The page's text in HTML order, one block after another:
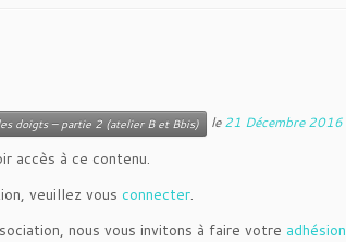
doigts – partie 2 (atelier B et Bbis) le21 Décembre 2016
accès à ce contenu.
veuillez vous connecter.
nous vous invitons à faire votre adhésion